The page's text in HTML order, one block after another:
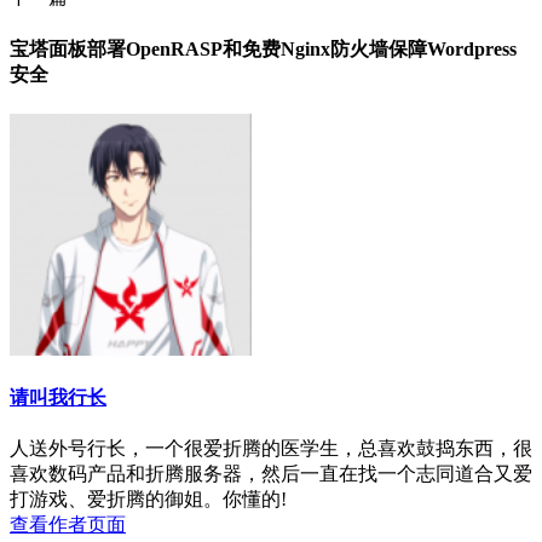
宝塔面板部署OpenRASP和免费Nginx防火墙保障Wordpress
安全
请叫我行长
人送外号行长，一个很爱折腾的医学生，总喜欢鼓捣东西，很
喜欢数码产品和折腾服务器，然后一直在找一个志同道合又爱
打游戏、爱折腾的御姐。你懂的!
查看作者页面